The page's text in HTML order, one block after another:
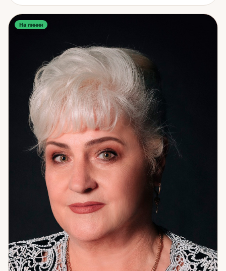
символический, числовой и психологический. Руны в
моей работе — это не гадание, а структурированный
анализ ситуации. Через них я смотрю на настоящее, на
близких, невидимые препятствия, неочевидные ресурсы.
Таро добавляет следующий слой — путь и развилки,
реальные варианты выбора и их последствия.
Нумерология — самый глубокий инструмент в моём
арсенале. Через дату рождения я вижу поведенческие
паттерны: то, как человек неосознанно строит отношения,
принимает решения, реагирует на трудности. Это не
судьба в смысле «задано навсегда» — это сценарий,
который можно осознать и изменить. Именно здесь чаще
всего находится корень того, что не работает годами. Я
помогаю с гармонией в отношениях и семейными
конфликтами, с рабочими и личными тупиками, с
очищением пространства и защитой. Работаю с
денежными потоками и состоянием внутреннего покоя.
Если вы чувствуете, что ходите по кругу — скорее всего,
мы ещё не добирались до настоящей причины. Давайте
доберёмся.
На линии